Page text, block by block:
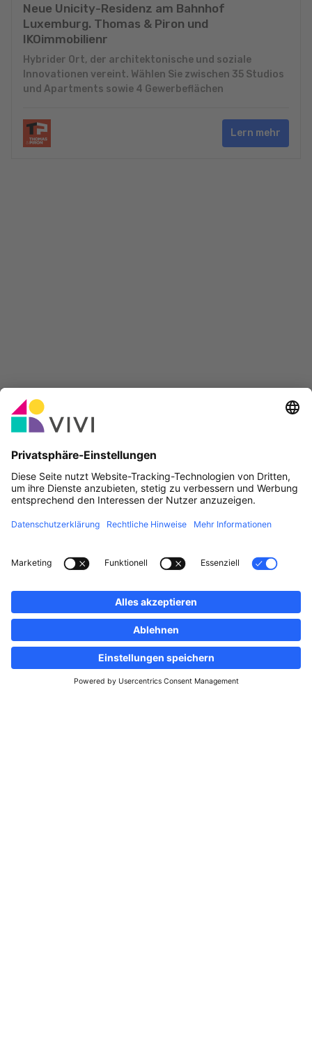
Neue Unicity-Residenz am Bahnhof
Luxemburg. Thomas & Piron und
IKOimmobilienr
Hybrider Ort, der architektonische und soziale
Innovationen vereint. Wählen Sie zwischen 35 Studios
und Apartments sowie 4 Gewerbeflächen
Lern mehr